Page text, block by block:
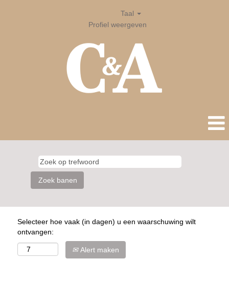
Taal
Profiel weergeven
Selecteer hoe vaak (in dagen) u een waarschuwing wilt
ontvangen:
Alert maken